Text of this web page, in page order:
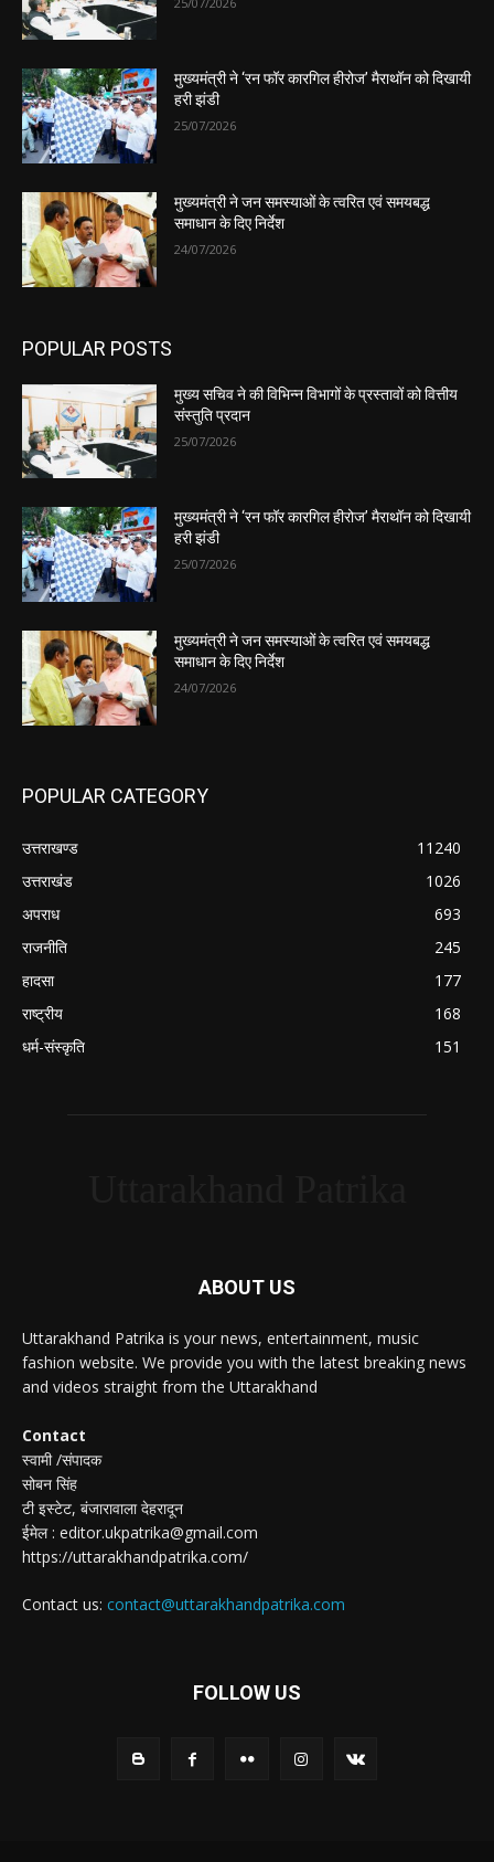
मुख्यमंत्री ने ‘रन फॉर कारगिल हीरोज’ मैराथॉन को दिखायी
हरी झंडी
25/07/2026
मुख्यमंत्री ने जन समस्याओं के त्वरित एवं समयबद्ध
समाधान के दिए निर्देश
24/07/2026
POPULAR POSTS
मुख्य सचिव ने की विभिन्न विभागों के प्रस्तावों को वित्तीय
संस्तुति प्रदान
25/07/2026
मुख्यमंत्री ने ‘रन फॉर कारगिल हीरोज’ मैराथॉन को दिखायी
हरी झंडी
25/07/2026
मुख्यमंत्री ने जन समस्याओं के त्वरित एवं समयबद्ध
समाधान के दिए निर्देश
24/07/2026
POPULAR CATEGORY
उत्तराखण्ड
11240
उत्तराखंड
1026
अपराध
693
राजनीति
245
हादसा
177
राष्ट्रीय
168
धर्म-संस्कृति
151
ABOUT US
Uttarakhand Patrika is your news, entertainment, music
fashion website. We provide you with the latest breaking news
and videos straight from the Uttarakhand
Contact
स्वामी /संपादक
सोबन सिंह
टी इस्टेट, बंजारावाला देहरादून
ईमेल : editor.ukpatrika@gmail.com
https://uttarakhandpatrika.com/
Contact us: contact@uttarakhandpatrika.com
FOLLOW US